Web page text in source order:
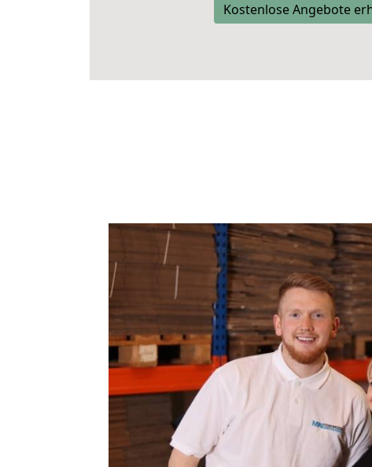
Kostenlose Angebote